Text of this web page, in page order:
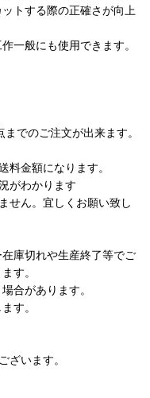
トする際の正確さが向上
一般にも使用できます。
でのご注文が出来ます。
料金額になります。
がわかります
せん。宜しくお願い致し
庫切れや生産終了等でご
す。
合があります。
す。
ざいます。